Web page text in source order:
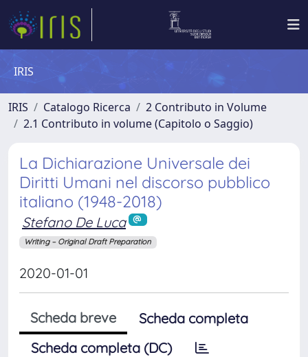
IRIS
IRIS Catalogo Ricerca
2 Contributo in Volume
2.1 Contributo in volume (Capitolo o Saggio)
La Dichiarazione Universale dei
Diritti Umani nel discorso pubblico
italiano (1948-2018)
Stefano De Luca
Writing – Original Draft Preparation
2020-01-01
Scheda breve
Scheda completa
Scheda completa (DC)